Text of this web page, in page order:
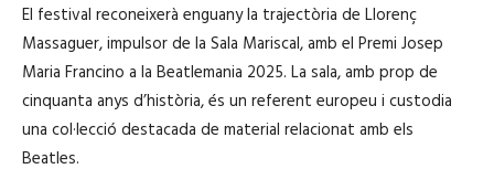
El festival reconeixerà enguany la trajectòria de Llorenç
Massaguer, impulsor de la Sala Mariscal, amb el Premi Josep
Maria Francino a la Beatlemania 2025. La sala, amb prop de
cinquanta anys d’història, és un referent europeu i custodia
una col·lecció destacada de material relacionat amb els
Beatles.